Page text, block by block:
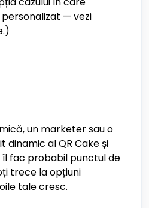
— vezi
un marketer sau o
dinamic al QR Cake și
fac probabil punctul de
trece la opțiuni
tale cresc.